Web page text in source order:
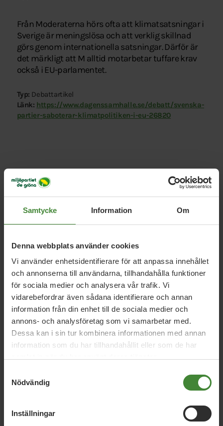
Samtycke Information Om
Denna webbplats använder cookies
Vi använder enhetsidentifierare för att anpassa innehållet
och annonserna till användarna, tillhandahålla funktioner
för sociala medier och analysera vår trafik. Vi
vidarebefordrar även sådana identifierare och annan
information från din enhet till de sociala medier och
annons- och analysföretag som vi samarbetar med.
Dessa kan i sin tur kombinera informationen med annan
information som du har tillhandahållit eller som de har
Nödvändig
Inställningar
Från Moderaterna hörs ofta att klimatsatsningar i
Sverige är meningslösa och att verklig skillnad
görs genom internationella satsningar. Därför är
det märkligt att M alltid motarbetar tuffare krav
också i EU-parlamentet.
Typ: Debattartikel
Länk: https://www.dagenssamhalle.se/debatt/svenska-
partier-saboterar-klimatpolitiken-i-eu-26820
Relaterade nyheter
5 augusti 2026
Miljöpartiet: Sverige måste ställa krav på
nya datacenter
Pride är över – nu fortsätter kampen för
hbtqi-personers rättigheter
30 juli 2026
säkerhetsfråga